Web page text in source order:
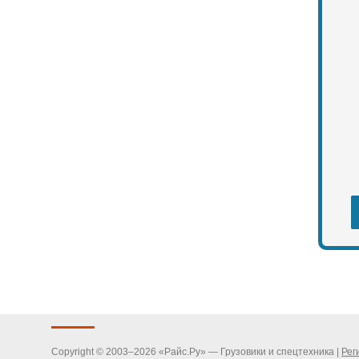
Copyright © 2003–2026 «Райс.Ру» — Грузовики и спецтехника |